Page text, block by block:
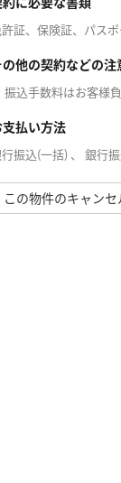
証、保険証、パス
の他の契約などの注
込手数料はお客様
支払い方法
振込(一括) 、 銀行
この物件のキャン